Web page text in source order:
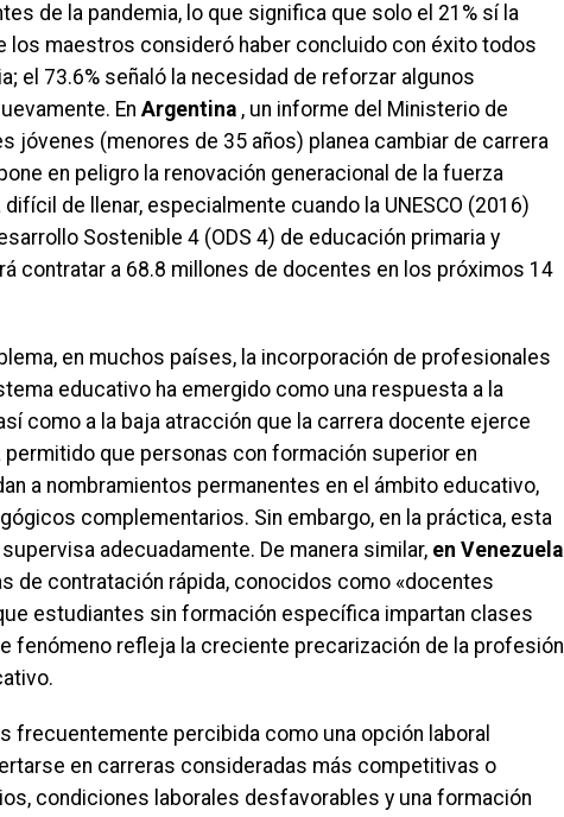
de la pandemia, lo que significa que solo el 21% sí la
los maestros consideró haber concluido con éxito todos
el 73.6% señaló la necesidad de reforzar algunos
En Argentina , un informe del Ministerio de
jóvenes (menores de 35 años) planea cambiar de carrera
en peligro la renovación generacional de la fuerza
de llenar, especialmente cuando la UNESCO (2016)
Sostenible 4 (ODS 4) de educación primaria y
contratar a 68.8 millones de docentes en los próximos 14
en muchos países, la incorporación de profesionales
educativo ha emergido como una respuesta a la
como a la baja atracción que la carrera docente ejerce
que personas con formación superior en
a nombramientos permanentes en el ámbito educativo,
complementarios. Sin embargo, en la práctica, esta
adecuadamente. De manera similar, en Venezuela
de contratación rápida, conocidos como «docentes
estudiantes sin formación específica impartan clases
fenómeno refleja la creciente precarización de la profesión
frecuentemente percibida como una opción laboral
en carreras consideradas más competitivas o
condiciones laborales desfavorables y una formación